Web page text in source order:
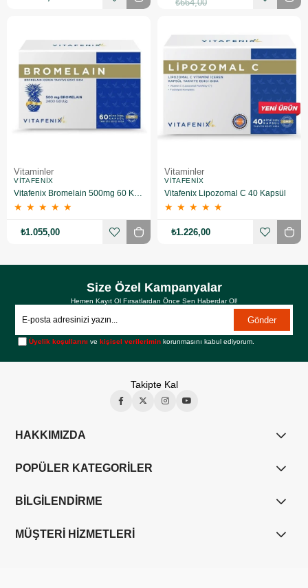
₺664,00
Vitaminler
VITAFENIX
Vitafenix Bromelain 500mg 60 Kapsül
★ ★ ★ ★ ★
₺1.055,00
Vitaminler
VITAFENIX
Vitafenix Lipozomal C 40 Kapsül
★ ★ ★ ★ ★
₺1.226,00
Size Özel Kampanyalar
Hemen Kayıt Ol Fırsatlardan Önce Sen Haberdar Ol!
Gönder
Üyelik koşullarını vekişisel verilerimin korunmasını kabul ediyorum.
Takipte Kal
HAKKIMIZDA
POPÜLER KATEGORİLER
BİLGİLENDİRME
MÜŞTERİ HİZMETLERİ